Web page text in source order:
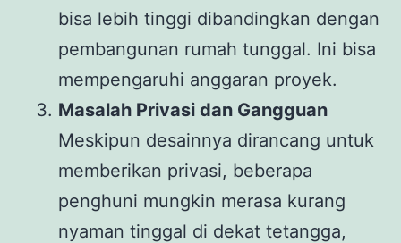
bisa lebih tinggi dibandingkan dengan
pembangunan rumah tunggal. Ini bisa
mempengaruhi anggaran proyek.
Masalah Privasi dan Gangguan
Meskipun desainnya dirancang untuk
memberikan privasi, beberapa
penghuni mungkin merasa kurang
nyaman tinggal di dekat tetangga,